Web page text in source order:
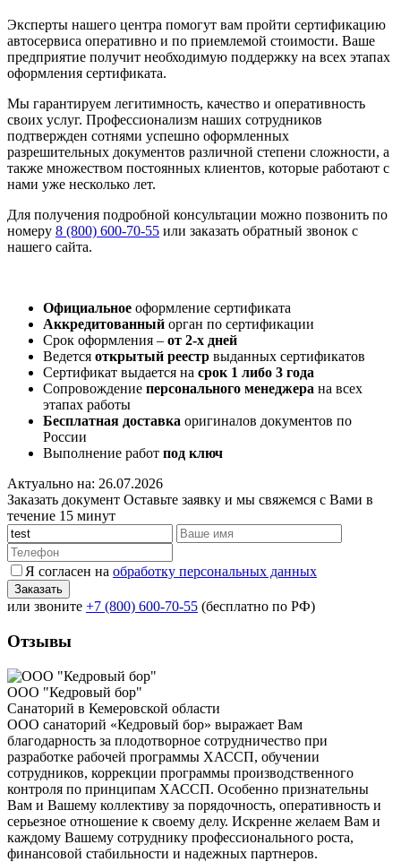
Эксперты нашего центра помогут вам пройти сертификацию
автосервиса оперативно и по приемлемой стоимости. Ваше
предприятие получит необходимую поддержку на всех этапах
оформления сертификата.
Мы гарантируем легитимность, качество и оперативность
своих услуг. Профессионализм наших сотрудников
подтвержден сотнями успешно оформленных
разрешительных документов различной степени сложности, а
также множеством постоянных клиентов, которые работают с
нами уже несколько лет.
Для получения подробной консультации можно позвонить по
номеру 8 (800) 600-70-55 или заказать обратный звонок с
нашего сайта.
Официальное оформление сертификата
Аккредитованный орган по сертификации
Срок оформления – от 2-х дней
Ведется открытый реестр выданных сертификатов
Сертификат выдается на срок 1 либо 3 года
Сопровождение персонального менеджера на всех
этапах работы
Бесплатная доставка оригиналов документов по
России
Выполнение работ под ключ
Актуально на: 26.07.2026
Заказать документ Оставьте заявку и мы свяжемся с Вами в
течение 15 минут
Я согласен на обработку персональных данных
или звоните +7 (800) 600-70-55 (бесплатно по РФ)
Отзывы
ООО "Кедровый бор"
Санаторий в Кемеровской области
ООО санаторий «Кедровый бор» выражает Вам
благодарность за плодотворное сотрудничество при
разработке рабочей программы ХАССП, обучении
сотрудников, коррекции программы производственного
контроля по принципам ХАССП. Особенно признательны
Вам и Вашему коллективу за порядочность, оперативность и
серьезное отношение к своему делу. Искренне желаем Вам и
каждому Вашему сотруднику профессионального роста,
финансовой стабильности и надежных партнеров.